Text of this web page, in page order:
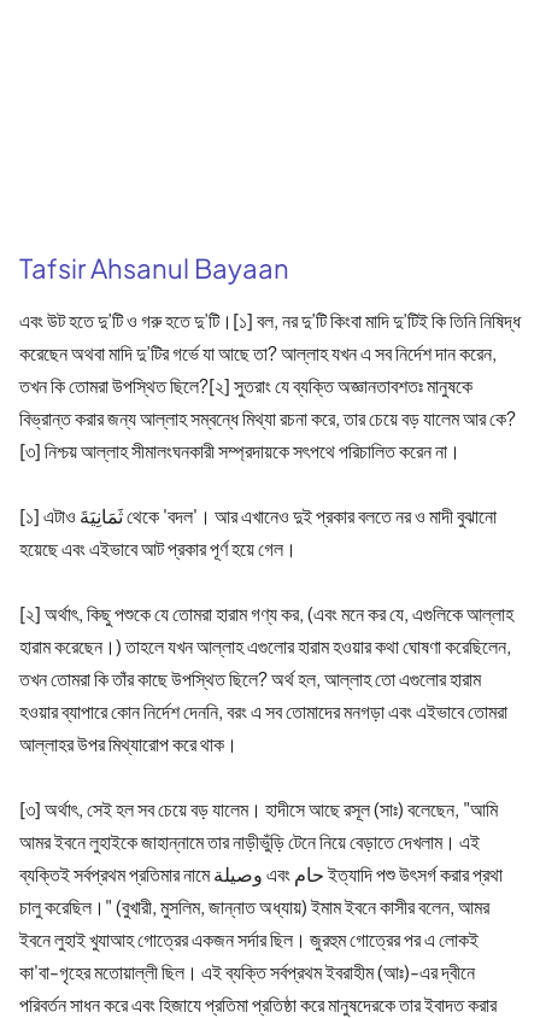
Tafsir Ahsanul Bayaan
এবং উট হতে দু’টি ও গরু হতে দু’টি।[১] বল, নর দু’টি কিংবা মাদি দু’টিই কি তিনি নিষিদ্ধ
করেছেন অথবা মাদি দু’টির গর্ভে যা আছে তা? আল্লাহ যখন এ সব নির্দেশ দান করেন,
তখন কি তোমরা উপস্থিত ছিলে?[২] সুতরাং যে ব্যক্তি অজ্ঞানতাবশতঃ মানুষকে
বিভ্রান্ত করার জন্য আল্লাহ সম্বন্ধে মিথ্যা রচনা করে, তার চেয়ে বড় যালেম আর কে?
[৩] নিশ্চয় আল্লাহ সীমালংঘনকারী সম্প্রদায়কে সৎপথে পরিচালিত করেন না।
[১] এটাও ثَمَانِيَةَ থেকে 'বদল'। আর এখানেও দুই প্রকার বলতে নর ও মাদী বুঝানো
হয়েছে এবং এইভাবে আট প্রকার পূর্ণ হয়ে গেল।
[২] অর্থাৎ, কিছু পশুকে যে তোমরা হারাম গণ্য কর, (এবং মনে কর যে, এগুলিকে আল্লাহ
হারাম করেছেন।) তাহলে যখন আল্লাহ এগুলোর হারাম হওয়ার কথা ঘোষণা করেছিলেন,
তখন তোমরা কি তাঁর কাছে উপস্থিত ছিলে? অর্থ হল, আল্লাহ তো এগুলোর হারাম
হওয়ার ব্যাপারে কোন নির্দেশ দেননি, বরং এ সব তোমাদের মনগড়া এবং এইভাবে তোমরা
আল্লাহর উপর মিথ্যারোপ করে থাক।
[৩] অর্থাৎ, সেই হল সব চেয়ে বড় যালেম। হাদীসে আছে রসূল (সাঃ) বলেছেন, "আমি
আমর ইবনে লুহাইকে জাহান্নামে তার নাড়ীভুঁড়ি টেনে নিয়ে বেড়াতে দেখলাম। এই
ব্যক্তিই সর্বপ্রথম প্রতিমার নামে وصيلة এবং حام ইত্যাদি পশু উৎসর্গ করার প্রথা
চালু করেছিল।" (বুখারী, মুসলিম, জান্নাত অধ্যায়) ইমাম ইবনে কাসীর বলেন, আমর
ইবনে লুহাই খুযাআহ গোত্রের একজন সর্দার ছিল। জুরহুম গোত্রের পর এ লোকই
কা'বা-গৃহের মতোয়াল্লী ছিল। এই ব্যক্তি সর্বপ্রথম ইবরাহীম (আঃ)-এর দ্বীনে
পরিবর্তন সাধন করে এবং হিজাযে প্রতিমা প্রতিষ্ঠা করে মানুষদেরকে তার ইবাদত করার